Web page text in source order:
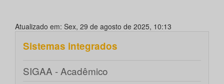
Atualizado em: Sex, 29 de agosto de 2025, 10:13
Sistemas integrados
SIGAA - Acadêmico